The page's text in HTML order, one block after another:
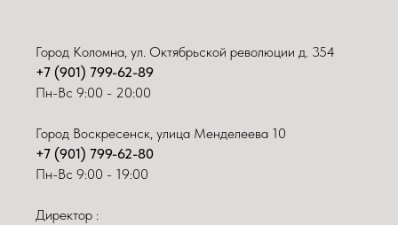
Город Коломна, ул. Октябрьской революции д. 354
+7 (901) 799-62-89
Пн-Вс 9:00 - 20:00
Город Воскресенск, улица Менделеева 10
+7 (901) 799-62-80
Пн-Вс 9:00 - 19:00
Директор :